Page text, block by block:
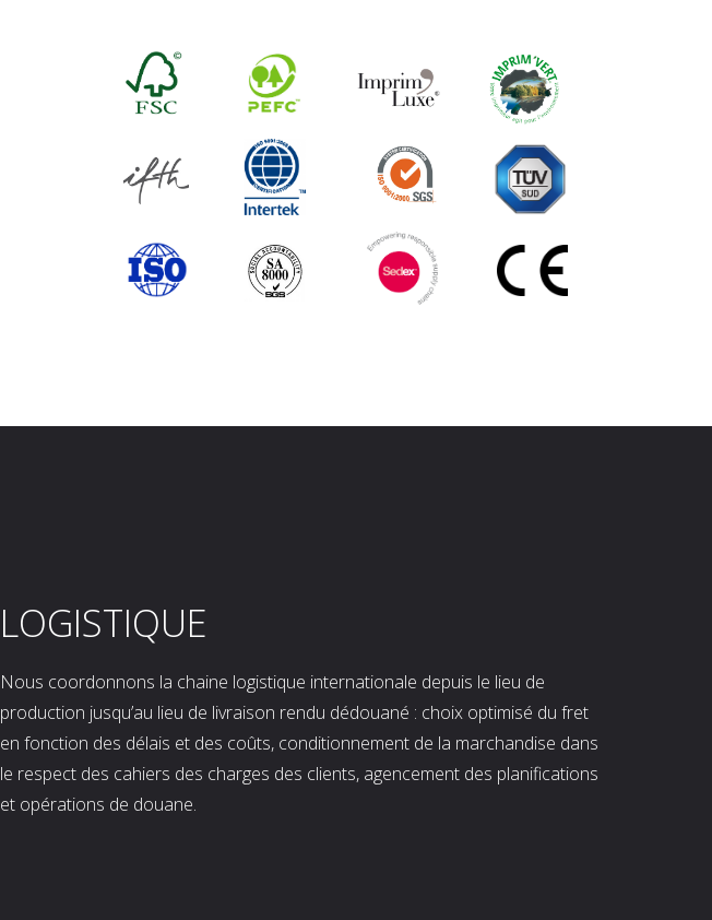
LOGISTIQUE
Nous coordonnons la chaine logistique internationale depuis le lieu de
production jusqu’au lieu de livraison rendu dédouané : choix optimisé du fret
en fonction des délais et des coûts, conditionnement de la marchandise dans
le respect des cahiers des charges des clients, agencement des planifications
et opérations de douane.